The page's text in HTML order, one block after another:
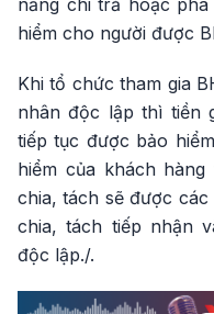
năng chi trả hoặc
hiểm cho người được
Khi tổ chức tham gia
nhân độc lập thì tiền
tiếp tục được bảo
hiểm của khách
chia, tách sẽ được
chia, tách tiếp nhận
độc lập./.